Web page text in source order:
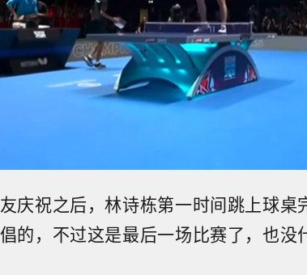
庆祝之后，林诗栋第一时间跳上球桌
的，不过这是最后一场比赛了，也没